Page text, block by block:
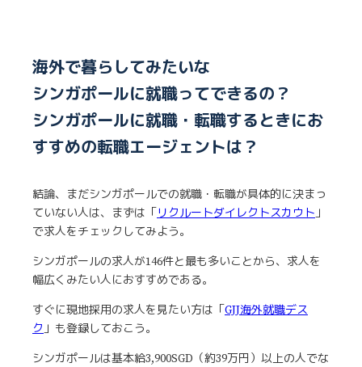
海外で暮らしてみたいな
シンガポールに就職ってできるの？
シンガポールに就職・転職するときにお
すすめの転職エージェントは？
結論、まだシンガポールでの就職・転職が具体的に決まっ
ていない人は、まずは「 リクルートダイレクトスカウト」
で求人をチェックしてみよう。
シンガポールの求人が146件と最も多いことから、求人を
幅広くみたい人におすすめである。
すぐに現地採用の求人を見たい方は「 GJJ海外就職デス
ク」も登録しておこう。
シンガポールは基本給3,900SGD（約39万円）以上の人でな